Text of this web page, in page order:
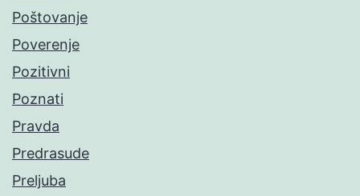
Poštovanje
Poverenje
Pozitivni
Poznati
Pravda
Predrasude
Preljuba